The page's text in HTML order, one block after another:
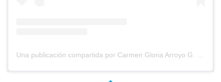
Una publicación compartida por Carmen Gloria Arroyo G. (@cg_arroyo)